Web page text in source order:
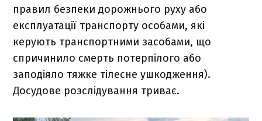
правил безпеки дорожнього руху або
експлуатації транспорту особами, які
керують транспортними засобами, що
спричинило смерть потерпілого або
заподіяло тяжке тілесне ушкодження).
Досудове розслідування триває.